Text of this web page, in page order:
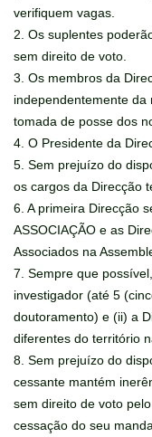
verifiquem vagas.
2. Os suplentes
sem direito de voto.
3. Os membros da
independentemente da
tomada de posse dos
4. O Presidente da
5. Sem prejuízo do
os cargos da Direcção
6. A primeira Direcção
ASSOCIAÇÃO e as
Associados na
7. Sempre que
investigador (até 5
doutoramento) e (ii) a
diferentes do território
8. Sem prejuízo do
cessante mantém
sem direito de voto
cessação do seu